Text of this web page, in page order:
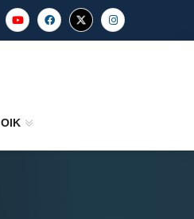
OIK